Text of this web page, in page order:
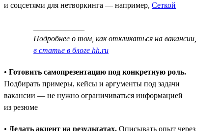
и соцсетями для нетворкинга — например, Сеткой
Подробнее о том, как откликаться на вакансии,
в статье в блоге hh.ru
• Готовить самопрезентацию под конкретную роль.
Подбирать примеры, кейсы и аргументы под задачи
вакансии — не нужно ограничиваться информацией
из резюме
• Делать акцент на результатах. Описывать опыт через